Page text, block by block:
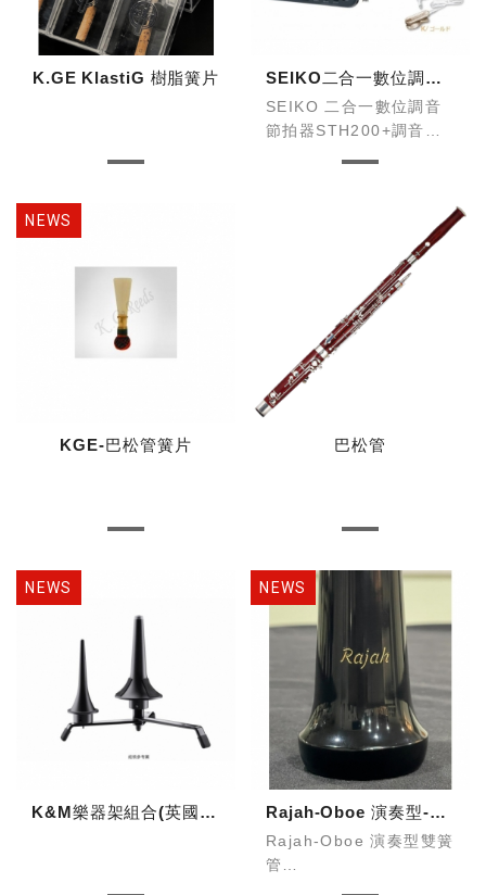
K.GE KlastiG 樹脂簧片 SEIKO二合一數位調音節拍器-STH200+STM30拾音線(同色組合款)
SEIKO 二合一數位調音
節拍器STH200+調音夾
KGE-巴松管簧片 巴松管
K&M樂器架組合(英國管雙簧管OB&EH) Rajah-Oboe 演奏型-D1黑武士
Rajah-Oboe 演奏型雙簧
管